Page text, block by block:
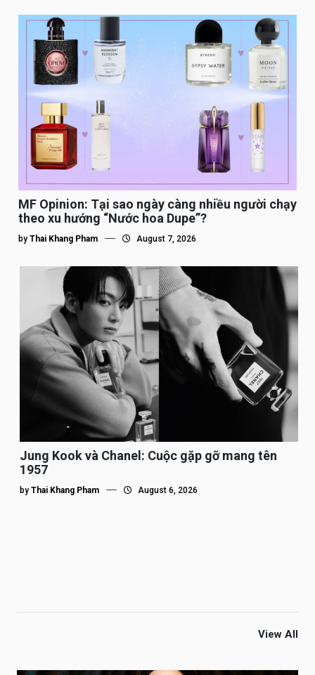
MF Opinion: Tại sao ngày càng nhiều người chạy
theo xu hướng “Nước hoa Dupe”?
by Thai Khang Pham August 7, 2026
Jung Kook và Chanel: Cuộc gặp gỡ mang tên
1957
by Thai Khang Pham August 6, 2026
View All